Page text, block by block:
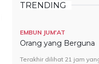
TRENDING
EMBUN JUM'AT
Orang yang Berguna
Terakhir dilihat 21 jam